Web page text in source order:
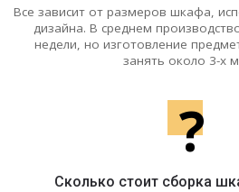
Все зависит от размеров шкафа,
дизайна. В среднем
недели, но изготовление
занять около 3-х
?
Сколько стоит сборка